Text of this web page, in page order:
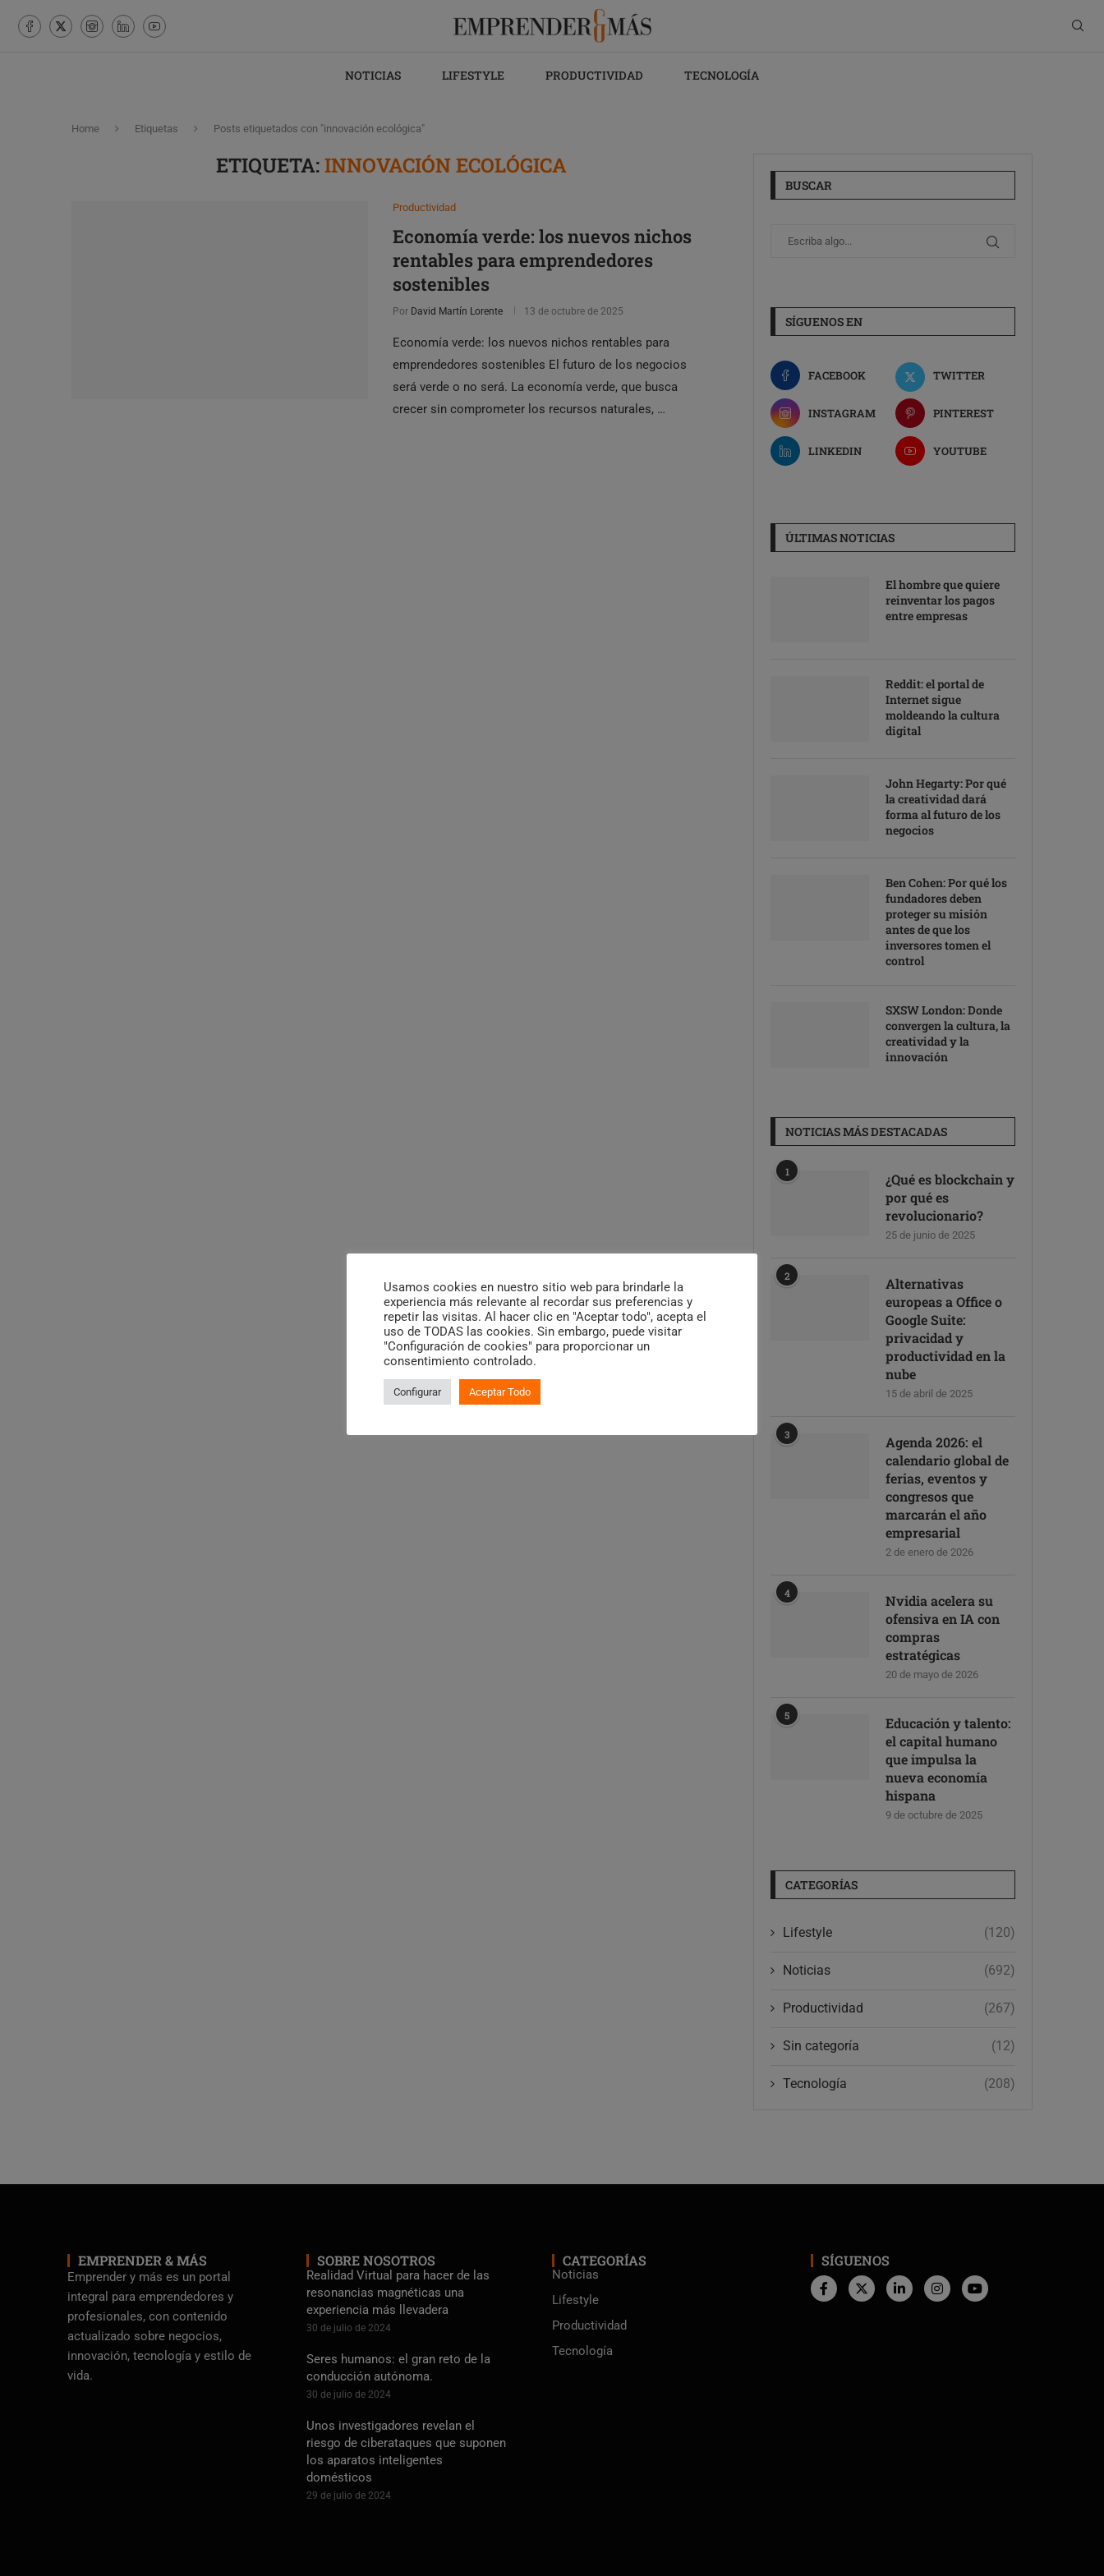
NOTICIAS LIFESTYLE PRODUCTIVIDAD TECNOLOGÍA
Home Etiquetas Posts etiquetados con "innovación ecológica"
ETIQUETA:INNOVACIÓN ECOLÓGICA
Productividad
Economía verde: los nuevos nichos
rentables para emprendedores
sostenibles
Por David Martín Lorente 13 de octubre de 2025
Economía verde: los nuevos nichos rentables para
emprendedores sostenibles El futuro de los negocios
será verde o no será. La economía verde, que busca
crecer sin comprometer los recursos naturales, …
BUSCAR
SÍGUENOS EN
FACEBOOK TWITTER
INSTAGRAM PINTEREST
LINKEDIN YOUTUBE
ÚLTIMAS NOTICIAS
El hombre que quiere
reinventar los pagos
entre empresas
Reddit: el portal de
Internet sigue
moldeando la cultura
digital
John Hegarty: Por qué
la creatividad dará
forma al futuro de los
negocios
Ben Cohen: Por qué los
fundadores deben
proteger su misión
antes de que los
inversores tomen el
control
SXSW London: Donde
convergen la cultura, la
creatividad y la
innovación
NOTICIAS MÁS DESTACADAS
1
¿Qué es blockchain y
por qué es
revolucionario?
25 de junio de 2025
2
Alternativas
europeas a Office o
Google Suite:
privacidad y
productividad en la
nube
15 de abril de 2025
3
Agenda 2026: el
calendario global de
ferias, eventos y
congresos que
marcarán el año
empresarial
2 de enero de 2026
4
Nvidia acelera su
ofensiva en IA con
compras
estratégicas
20 de mayo de 2026
5
Educación y talento:
el capital humano
que impulsa la
nueva economía
hispana
9 de octubre de 2025
CATEGORÍAS
Lifestyle (120)
Noticias (692)
Productividad (267)
Sin categoría (12)
Tecnología (208)
EMPRENDER & MÁS
Emprender y más es un portal
integral para emprendedores y
profesionales, con contenido
actualizado sobre negocios,
innovación, tecnología y estilo de
vida.
SOBRE NOSOTROS
Realidad Virtual para hacer de las
resonancias magnéticas una
experiencia más llevadera
30 de julio de 2024
Seres humanos: el gran reto de la
conducción autónoma.
30 de julio de 2024
Unos investigadores revelan el
riesgo de ciberataques que suponen
los aparatos inteligentes
domésticos
29 de julio de 2024
CATEGORÍAS
Noticias
Lifestyle
Productividad
Tecnología
SÍGUENOS
Usamos cookies en nuestro sitio web para brindarle la
experiencia más relevante al recordar sus preferencias y
repetir las visitas. Al hacer clic en "Aceptar todo", acepta el
uso de TODAS las cookies. Sin embargo, puede visitar
"Configuración de cookies" para proporcionar un
consentimiento controlado.
Configurar Aceptar Todo